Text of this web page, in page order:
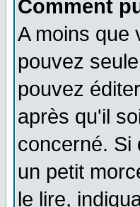
Comment
A moins que
pouvez
pouvez
après qu'il
concerné. Si
un petit
le lire,